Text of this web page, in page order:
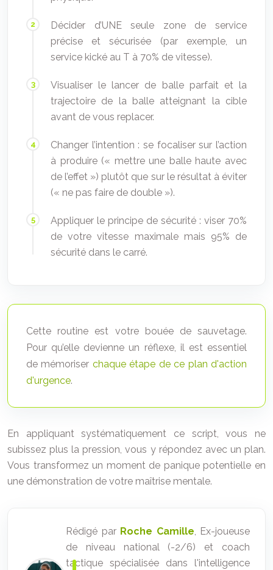
Décider d’UNE seule zone de service
précise et sécurisée (par exemple, un
service kické au T à 70% de vitesse).
Visualiser le lancer de balle parfait et la
trajectoire de la balle atteignant la cible
avant de vous replacer.
Changer l’intention : se focaliser sur l’action
à produire (« mettre une balle haute avec
de l’effet ») plutôt que sur le résultat à éviter
(« ne pas faire de double »).
Appliquer le principe de sécurité : viser 70%
de votre vitesse maximale mais 95% de
sécurité dans le carré.
Cette routine est votre bouée de sauvetage.
Pour qu’elle devienne un réflexe, il est essentiel
de mémoriser chaque étape de ce plan d'action
d'urgence.
En appliquant systématiquement ce script, vous ne
subissez plus la pression, vous y répondez avec un plan.
Vous transformez un moment de panique potentielle en
une démonstration de votre maîtrise mentale.
Rédigé par Roche Camille, Ex-joueuse
de niveau national (-2/6) et coach
tactique spécialisée dans l'intelligence